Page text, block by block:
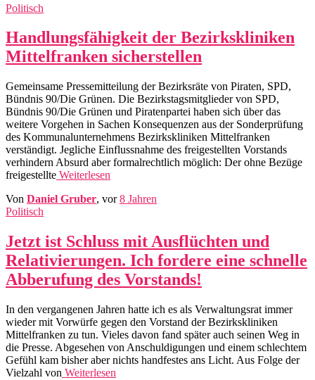
Politisch
Handlungsfähigkeit der Bezirkskliniken
Mittelfranken sicherstellen
Gemeinsame Pressemitteilung der Bezirksräte von Piraten, SPD,
Bündnis 90/Die Grünen. Die Bezirkstagsmitglieder von SPD,
Bündnis 90/Die Grünen und Piratenpartei haben sich über das
weitere Vorgehen in Sachen Konsequenzen aus der Sonderprüfung
des Kommunalunternehmens Bezirkskliniken Mittelfranken
verständigt. Jegliche Einflussnahme des freigestellten Vorstands
verhindern Absurd aber formalrechtlich möglich: Der ohne Bezüge
freigestellte Weiterlesen
Von Daniel Gruber, vor8 Jahren
Politisch
Jetzt ist Schluss mit Ausflüchten und
Relativierungen. Ich fordere eine schnelle
Abberufung des Vorstands!
In den vergangenen Jahren hatte ich es als Verwaltungsrat immer
wieder mit Vorwürfe gegen den Vorstand der Bezirkskliniken
Mittelfranken zu tun. Vieles davon fand später auch seinen Weg in
die Presse. Abgesehen von Anschuldigungen und einem schlechtem
Gefühl kam bisher aber nichts handfestes ans Licht. Aus Folge der
Vielzahl von Weiterlesen